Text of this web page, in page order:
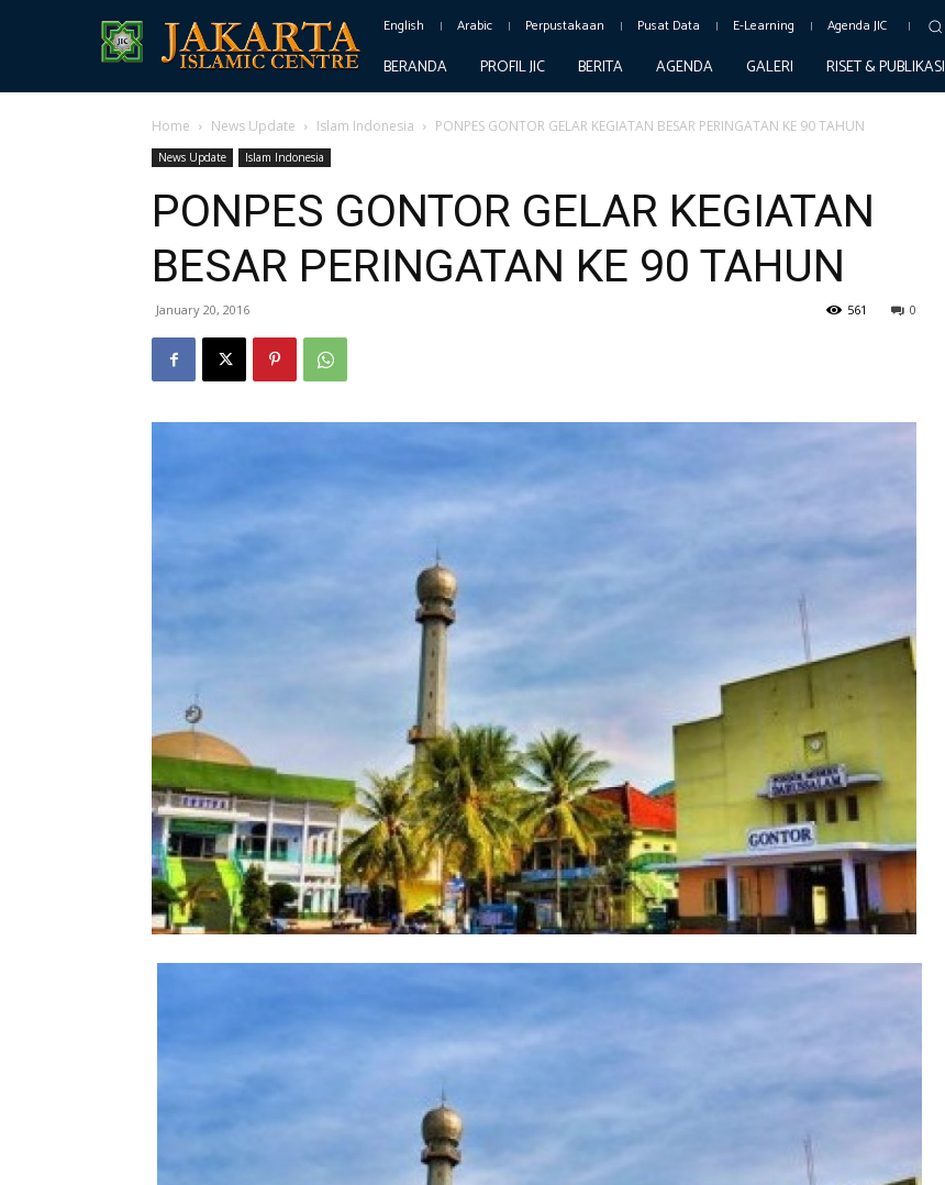
English Arabic Perpustakaan Pusat Data E-Learning Agenda JIC
BERANDA PROFIL JIC BERITA AGENDA GALERI RISET & PUBLIKASI
Home News Update Islam Indonesia PONPES GONTOR GELAR KEGIATAN BESAR PERINGATAN KE 90 TAHUN
News Update Islam Indonesia
PONPES GONTOR GELAR KEGIATAN
BESAR PERINGATAN KE 90 TAHUN
January 20, 2016 0
561